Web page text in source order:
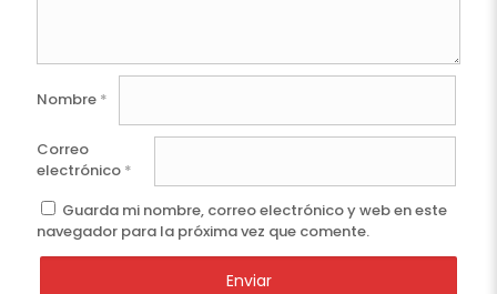
Nombre *
Correo
electrónico *
Guarda mi nombre, correo electrónico y web en este
navegador para la próxima vez que comente.